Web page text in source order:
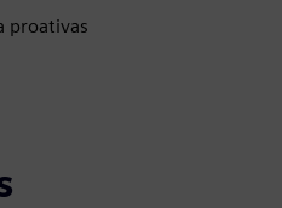
proativas